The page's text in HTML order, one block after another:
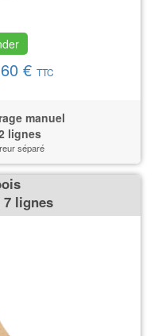
€ TTC
manuel
lignes
séparé
lignes